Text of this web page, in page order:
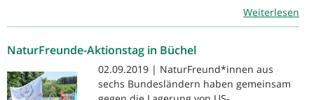
Weiterlesen
NaturFreunde-Aktionstag in Büchel
02.09.2019 | NaturFreund*innen aus
sechs Bundesländern haben gemeinsam